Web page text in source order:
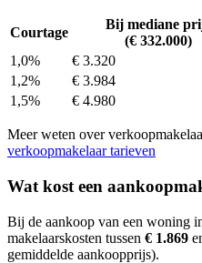
Courtage
Bij mediane
(€ 332.000)
1,0%
€ 3.320
1,2%
€ 3.984
1,5%
€ 4.980
Meer weten over
verkoopmakelaar tarieven
Wat kost een
Bij de aankoop van een woning
makelaarskosten tussen € 1.869
gemiddelde aankoopprijs).